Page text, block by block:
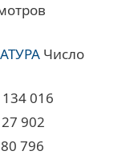
Число
016
902
796